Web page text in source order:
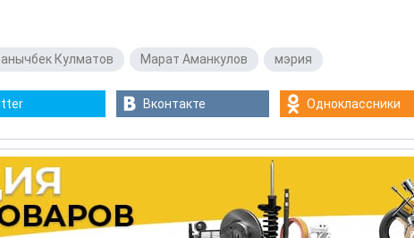
Кулматов Марат Аманкулов мэрия
Вконтакте Одноклассники